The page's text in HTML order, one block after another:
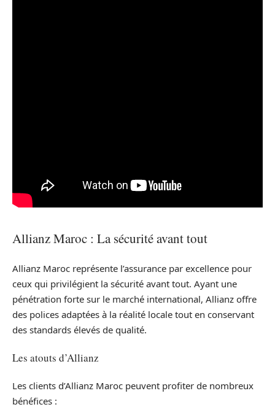
Allianz Maroc : La sécurité avant tout
Allianz Maroc représente l’assurance par excellence pour
ceux qui privilégient la sécurité avant tout. Ayant une
pénétration forte sur le marché international, Allianz offre
des polices adaptées à la réalité locale tout en conservant
des standards élevés de qualité.
Les atouts d’Allianz
Les clients d’Allianz Maroc peuvent profiter de nombreux
bénéfices :